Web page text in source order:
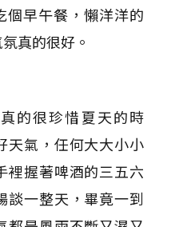
早午餐，懶洋洋的
真的很好。
的很珍惜夏天的時
天氣，任何大大小小
裡握著啤酒的三五六
談一整天，畢竟一到